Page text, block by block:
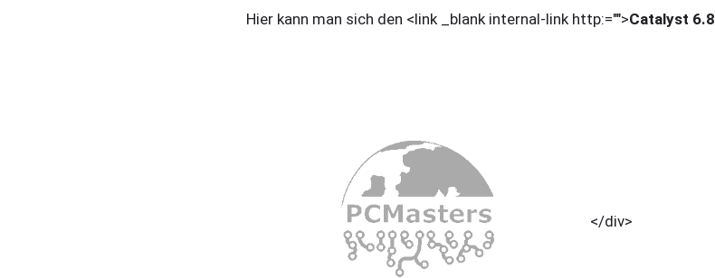
Hier kann man sich den <link _blank internal-link http:="">Catalyst 6.8
</div>